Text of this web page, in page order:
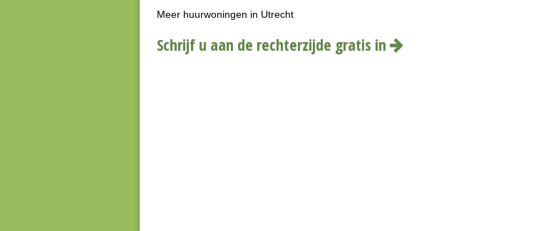
Meer huurwoningen in Utrecht
Schrijf u aan de rechterzijde gratis in